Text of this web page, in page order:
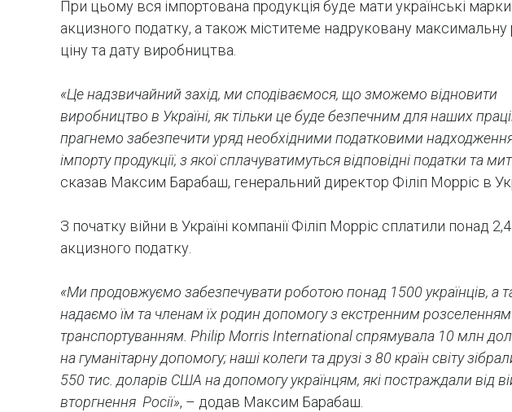
При цьому вся імпортована продукція буде мати українські марки
акцизного податку, а також міститеме надруковану максимальну
ціну та дату виробництва.
«Це надзвичайний захід, ми сподіваємося, що зможемо відновити
виробництво в Україні, як тільки це буде безпечним для наших
прагнемо забезпечити уряд необхідними податковими
імпорту продукції, з якої сплачуватимуться відповідні податки та
сказав Максим Барабаш, генеральний директор Філіп Морріс в
З початку війни в Україні компанії Філіп Морріс сплатили понад
акцизного податку.
«Ми продовжуємо забезпечувати роботою понад 1500 українців, а
надаємо їм та членам їх родин допомогу з екстренним
транспортуванням. Philip Morris International спрямувала 10 млн
на гуманітарну допомогу; наші колеги та друзі з 80 країн світу
550 тис. доларів США на допомогу українцям, які постраждали від
вторгнення Росії», – додав Максим Барабаш.